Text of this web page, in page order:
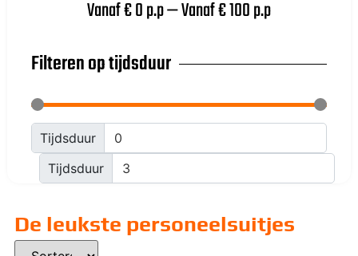
Vanaf €0p.p—Vanaf €100p.p
Filteren op tijdsduur
Tijdsduur
Tijdsduur
De leukste personeelsuitjes